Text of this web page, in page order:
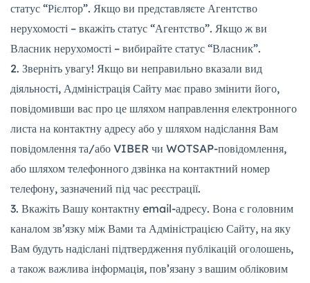
статус “Рієлтор”. Якщо ви представляєте Агентство
нерухомості – вкажіть статус “Агентство”. Якщо ж ви
Власник нерухомості – вибирайте статус “Власник”.
Зверніть увагу! Якщо ви неправильно вказали вид
діяльності, Адміністрація Сайту має право змінити його,
повідомивши вас про це шляхом направлення електронного
листа на контактну адресу або у шляхом надіслання Вам
повідомлення та/або VIBER чи WOTSAP-повідомлення,
або шляхом телефонного дзвінка на контактний номер
телефону, зазначений під час реєстрації.
Вкажіть Вашу контактну email-адресу. Вона є головним
каналом зв’язку між Вами та Адміністрацією Сайту, на яку
Вам будуть надіслані підтвердження публікацій оголошень,
а також важлива інформація, пов’язану з вашим обліковим